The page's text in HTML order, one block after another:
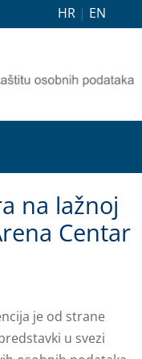
HR | EN
na lažnoj
Centar
je od strane
u svezi